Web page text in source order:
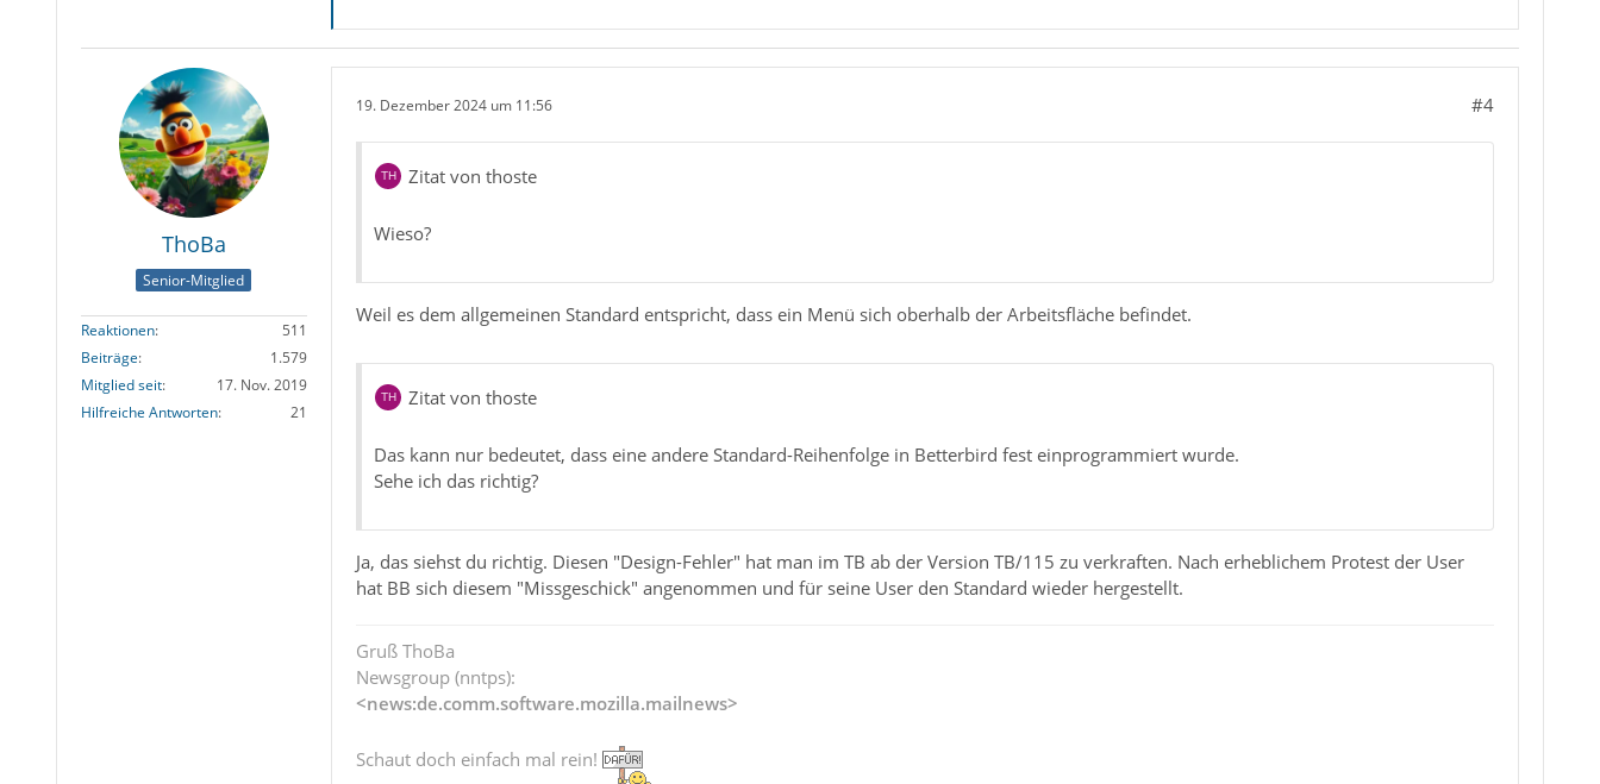
ThoBa
Senior-Mitglied
Reaktionen
511
Beiträge
1.579
Mitglied seit
17. Nov. 2019
Hilfreiche Antworten
21
19. Dezember 2024 um 11:56 #4
Zitat von thoste
Wieso?
Weil es dem allgemeinen Standard entspricht, dass ein Menü sich oberhalb der Arbeitsfläche befindet.
Zitat von thoste
Das kann nur bedeutet, dass eine andere Standard-Reihenfolge in Betterbird fest einprogrammiert wurde.
Sehe ich das richtig?
Ja, das siehst du richtig. Diesen "Design-Fehler" hat man im TB ab der Version TB/115 zu verkraften. Nach erheblichem Protest der User
hat BB sich diesem "Missgeschick" angenommen und für seine User den Standard wieder hergestellt.
Gruß ThoBa
Newsgroup (nntps):
<news:de.comm.software.mozilla.mailnews>
Schaut doch einfach mal rein!